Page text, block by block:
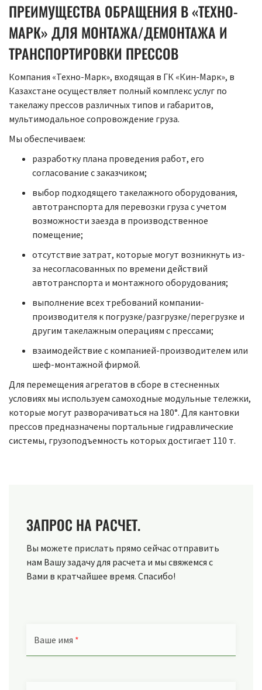
ПРЕИМУЩЕСТВА ОБРАЩЕНИЯ В «ТЕХНО-
МАРК» ДЛЯ МОНТАЖА/ДЕМОНТАЖА И
ТРАНСПОРТИРОВКИ ПРЕССОВ
Компания «Техно-Марк», входящая в ГК «Кин-Марк», в
Казахстане осуществляет полный комплекс услуг по
такелажу прессов различных типов и габаритов,
мультимодальное сопровождение груза.
Мы обеспечиваем:
разработку плана проведения работ, его
согласование с заказчиком;
выбор подходящего такелажного оборудования,
автотранспорта для перевозки груза с учетом
возможности заезда в производственное
помещение;
отсутствие затрат, которые могут возникнуть из-
за несогласованных по времени действий
автотранспорта и монтажного оборудования;
выполнение всех требований компании-
производителя к погрузке/разгрузке/перегрузке и
другим такелажным операциям с прессами;
взаимодействие с компанией-производителем или
шеф-монтажной фирмой.
Для перемещения агрегатов в сборе в стесненных
условиях мы используем самоходные модульные тележки,
которые могут разворачиваться на 180°. Для кантовки
прессов предназначены портальные гидравлические
системы, грузоподъемность которых достигает 110 т.
ЗАПРОС НА РАСЧЕТ.
Вы можете прислать прямо сейчас отправить
нам Вашу задачу для расчета и мы свяжемся с
Вами в кратчайшее время. Спасибо!
Ваше имя *